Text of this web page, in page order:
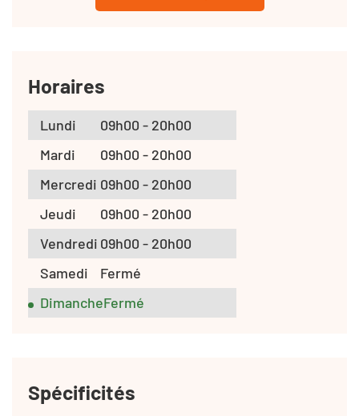
Horaires
Lundi
09h00 - 20h00
Mardi
09h00 - 20h00
Mercredi 09h00 - 20h00
Jeudi
09h00 - 20h00
Vendredi 09h00 - 20h00
Samedi
Fermé
DimancheFermé
Spécificités